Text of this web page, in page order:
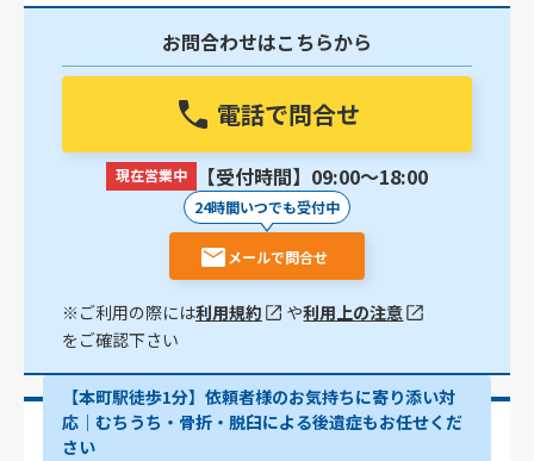
お問合わせはこちらから
電話で問合せ
現在営業中 【受付時間】09:00〜18:00
24時間いつでも受付中
メールで問合せ
※ご利用の際には利用規約 や利用上の注意
をご確認下さい
【本町駅徒歩1分】依頼者様のお気持ちに寄り添い対
応｜むちうち・骨折・脱臼による後遺症もお任せくだ
さい